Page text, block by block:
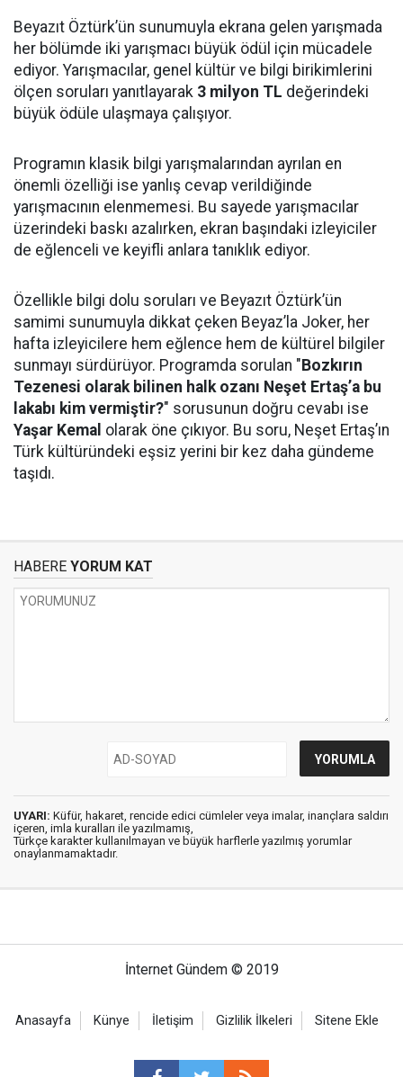
Beyazıt Öztürk’ün sunumuyla ekrana gelen yarışmada
her bölümde iki yarışmacı büyük ödül için mücadele
ediyor. Yarışmacılar, genel kültür ve bilgi birikimlerini
ölçen soruları yanıtlayarak 3 milyon TL değerindeki
büyük ödüle ulaşmaya çalışıyor.
Programın klasik bilgi yarışmalarından ayrılan en
önemli özelliği ise yanlış cevap verildiğinde
yarışmacının elenmemesi. Bu sayede yarışmacılar
üzerindeki baskı azalırken, ekran başındaki izleyiciler
de eğlenceli ve keyifli anlara tanıklık ediyor.
Özellikle bilgi dolu soruları ve Beyazıt Öztürk’ün
samimi sunumuyla dikkat çeken Beyaz’la Joker, her
hafta izleyicilere hem eğlence hem de kültürel bilgiler
sunmayı sürdürüyor. Programda sorulan " Bozkırın
Tezenesi olarak bilinen halk ozanı Neşet Ertaş’a bu
lakabı kim vermiştir?" sorusunun doğru cevabı ise
Yaşar Kemal olarak öne çıkıyor. Bu soru, Neşet Ertaş’ın
Türk kültüründeki eşsiz yerini bir kez daha gündeme
taşıdı.
HABERE YORUM KAT
UYARI: Küfür, hakaret, rencide edici cümleler veya imalar, inançlara saldırı
içeren, imla kuralları ile yazılmamış,
Türkçe karakter kullanılmayan ve büyük harflerle yazılmış yorumlar
onaylanmamaktadır.
İnternet Gündem © 2019
Anasayfa Künye İletişim Gizlilik İlkeleri Sitene Ekle